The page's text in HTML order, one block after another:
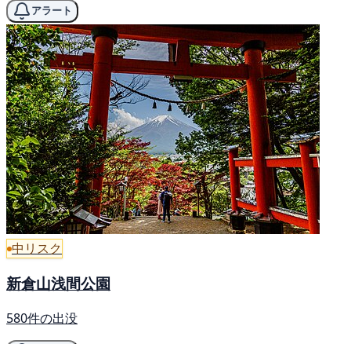
アラート
中リスク
新倉山浅間公園
580件の出没